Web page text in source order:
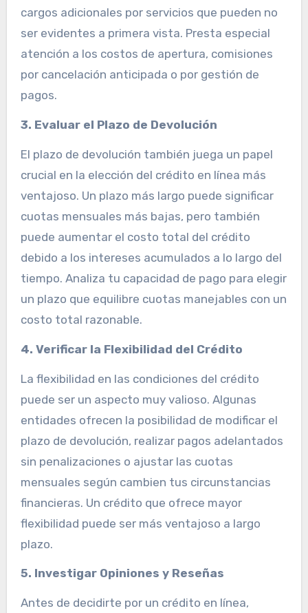
cargos adicionales por servicios que pueden no
ser evidentes a primera vista. Presta especial
atención a los costos de apertura, comisiones
por cancelación anticipada o por gestión de
pagos.
3. Evaluar el Plazo de Devolución
El plazo de devolución también juega un papel
crucial en la elección del crédito en línea más
ventajoso. Un plazo más largo puede significar
cuotas mensuales más bajas, pero también
puede aumentar el costo total del crédito
debido a los intereses acumulados a lo largo del
tiempo. Analiza tu capacidad de pago para elegir
un plazo que equilibre cuotas manejables con un
costo total razonable.
4. Verificar la Flexibilidad del Crédito
La flexibilidad en las condiciones del crédito
puede ser un aspecto muy valioso. Algunas
entidades ofrecen la posibilidad de modificar el
plazo de devolución, realizar pagos adelantados
sin penalizaciones o ajustar las cuotas
mensuales según cambien tus circunstancias
financieras. Un crédito que ofrece mayor
flexibilidad puede ser más ventajoso a largo
plazo.
5. Investigar Opiniones y Reseñas
Antes de decidirte por un crédito en línea,